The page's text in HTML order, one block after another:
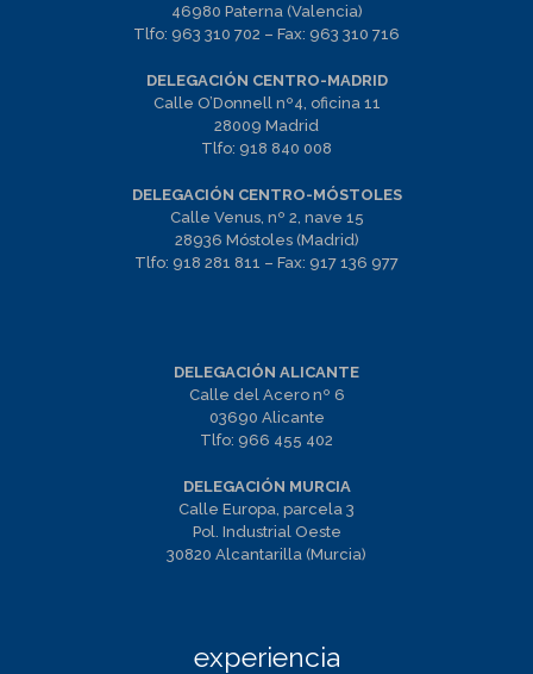
46980 Paterna (Valencia)
Tlfo: 963 310 702 – Fax: 963 310 716
DELEGACIÓN CENTRO-MADRID
Calle O’Donnell nº4, oficina 11
28009 Madrid
Tlfo: 918 840 008
DELEGACIÓN CENTRO-MÓSTOLES
Calle Venus, nº 2, nave 15
28936 Móstoles (Madrid)
Tlfo: 918 281 811 – Fax: 917 136 977
DELEGACIÓN ALICANTE
Calle del Acero nº 6
03690 Alicante
Tlfo: 966 455 402
DELEGACIÓN MURCIA
Calle Europa, parcela 3
Pol. Industrial Oeste
30820 Alcantarilla (Murcia)
experiencia